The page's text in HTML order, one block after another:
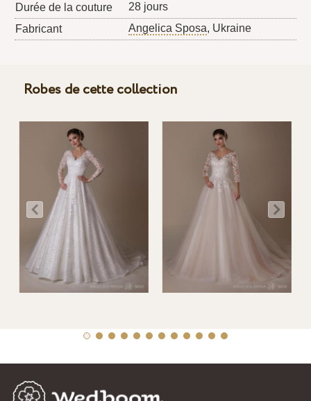
Durée de la couture
28 jours
Fabricant
Angelica Sposa, Ukraine
Robes de cette collection